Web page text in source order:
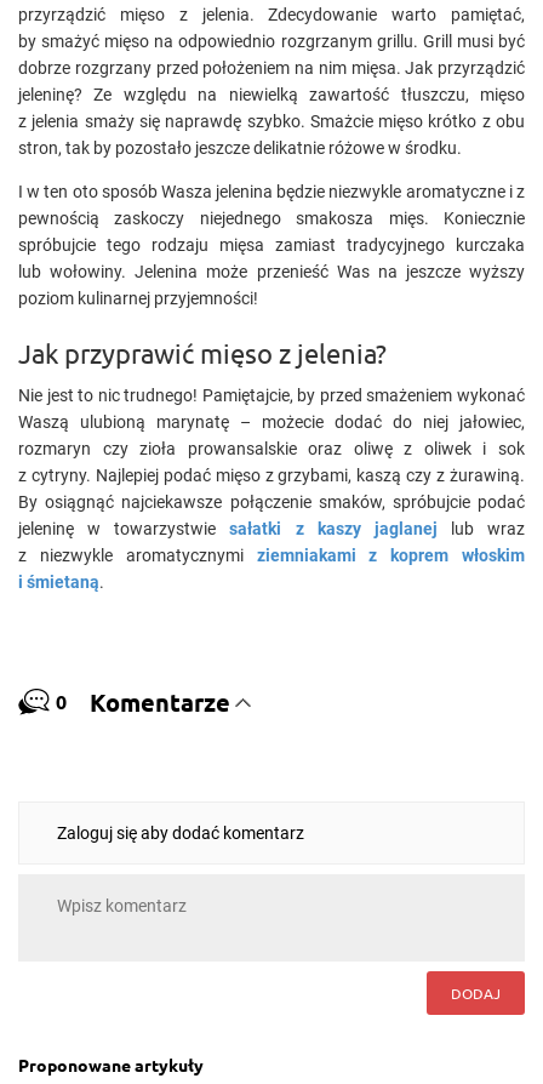
przyrządzić mięso z jelenia. Zdecydowanie warto pamiętać,
by smażyć mięso na odpowiednio rozgrzanym grillu. Grill musi być
dobrze rozgrzany przed położeniem na nim mięsa. Jak przyrządzić
jeleninę? Ze względu na niewielką zawartość tłuszczu, mięso
z jelenia smaży się naprawdę szybko. Smażcie mięso krótko z obu
stron, tak by pozostało jeszcze delikatnie różowe w środku.
I w ten oto sposób Wasza jelenina będzie niezwykle aromatyczne i z
pewnością zaskoczy niejednego smakosza mięs. Koniecznie
spróbujcie tego rodzaju mięsa zamiast tradycyjnego kurczaka
lub wołowiny. Jelenina może przenieść Was na jeszcze wyższy
poziom kulinarnej przyjemności!
Jak przyprawić mięso z jelenia?
Nie jest to nic trudnego! Pamiętajcie, by przed smażeniem wykonać
Waszą ulubioną marynatę – możecie dodać do niej jałowiec,
rozmaryn czy zioła prowansalskie oraz oliwę z oliwek i sok
z cytryny. Najlepiej podać mięso z grzybami, kaszą czy z żurawiną.
By osiągnąć najciekawsze połączenie smaków, spróbujcie podać
jeleninę w towarzystwiesałatki z kaszy jaglanej lub wraz
z niezwykle aromatycznymi ziemniakami z koprem włoskim
i śmietaną.
0 Komentarze
Zaloguj się aby dodać komentarz
DODAJ
Proponowane artykuły